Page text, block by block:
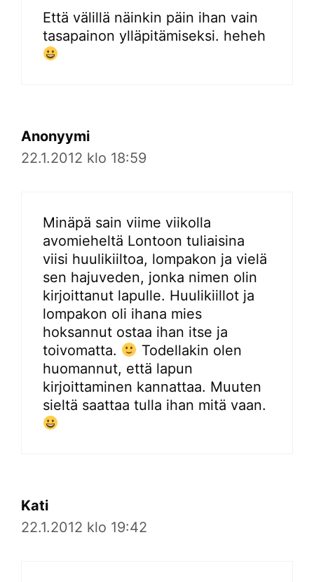
Että välillä näinkin päin ihan vain
tasapainon ylläpitämiseksi. heheh
Anonyymi
22.1.2012 klo 18:59
Minäpä sain viime viikolla
avomieheltä Lontoon tuliaisina
viisi huulikiiltoa, lompakon ja vielä
sen hajuveden, jonka nimen olin
kirjoittanut lapulle. Huulikiillot ja
lompakon oli ihana mies
hoksannut ostaa ihan itse ja
toivomatta.
Todellakin olen
huomannut, että lapun
kirjoittaminen kannattaa. Muuten
sieltä saattaa tulla ihan mitä vaan.
Kati
22.1.2012 klo 19:42